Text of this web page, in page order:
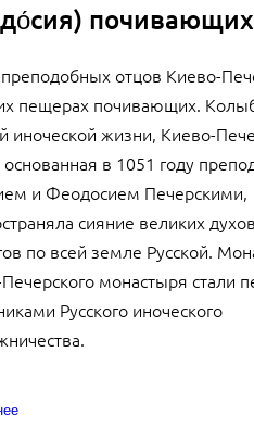
почивающих
отцов Киево-
пещерах почивающих.
иноческой жизни, Киево-
основанная в 1051 году
и Феодосием Печерскими,
сияние великих
по всей земле Русской.
монастыря стали
Русского иноческого